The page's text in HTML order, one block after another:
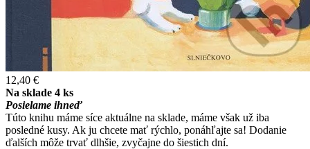
12,40 €
Na sklade 4 ks
Posielame ihneď
Túto knihu máme síce aktuálne na sklade, máme však už iba
posledné kusy. Ak ju chcete mať rýchlo, ponáhľajte sa! Dodanie
ďalších môže trvať dlhšie, zvyčajne do šiestich dní.